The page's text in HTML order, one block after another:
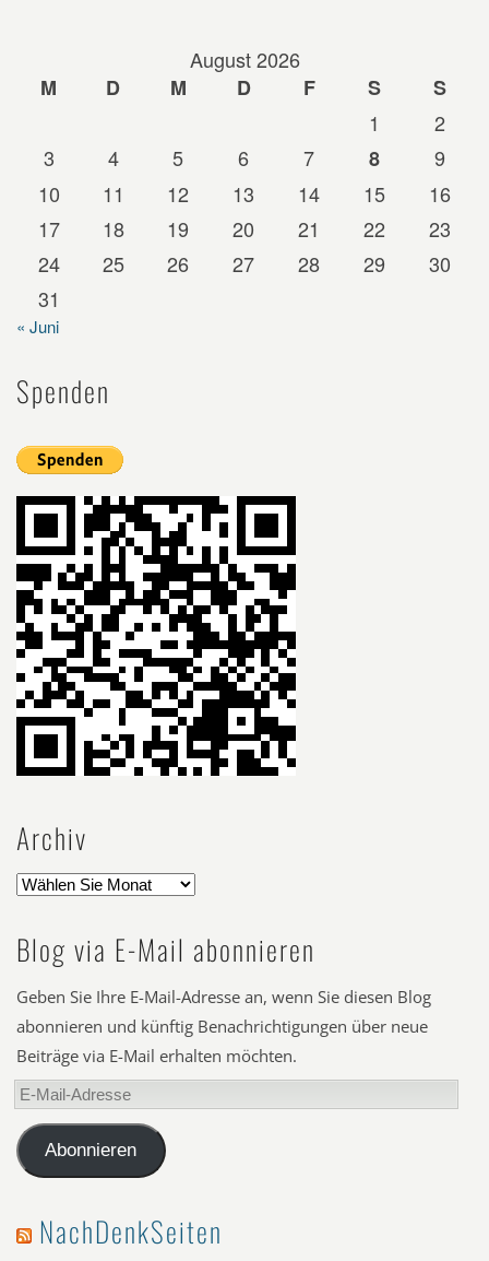
August 2026
M
D M D F S
S
1
2
3
4 5 6 7 8
9
10
11 12 13 14 15
16
17
18 19 20 21 22
23
24
25 26 27 28 29
30
31
« Juni
Spenden
Archiv
Blog via E-Mail abonnieren
Geben Sie Ihre E-Mail-Adresse an, wenn Sie diesen Blog
abonnieren und künftig Benachrichtigungen über neue
Beiträge via E-Mail erhalten möchten.
E-
Mail-
AdresseAbonnieren
NachDenkSeiten